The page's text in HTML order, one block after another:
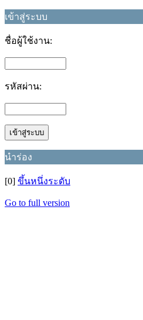
เข้าสู่ระบบ
ชื่อผู้ใช้งาน:
รหัสผ่าน:
นำร่อง
[0] ขึ้นหนึ่งระดับ
Go to full version